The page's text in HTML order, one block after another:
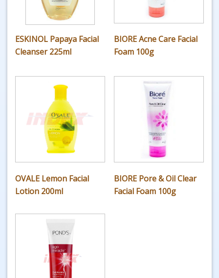
ESKINOL Papaya Facial
Cleanser 225ml
BIORE Acne Care Facial
Foam 100g
OVALE Lemon Facial
Lotion 200ml
BIORE Pore & Oil Clear
Facial Foam 100g